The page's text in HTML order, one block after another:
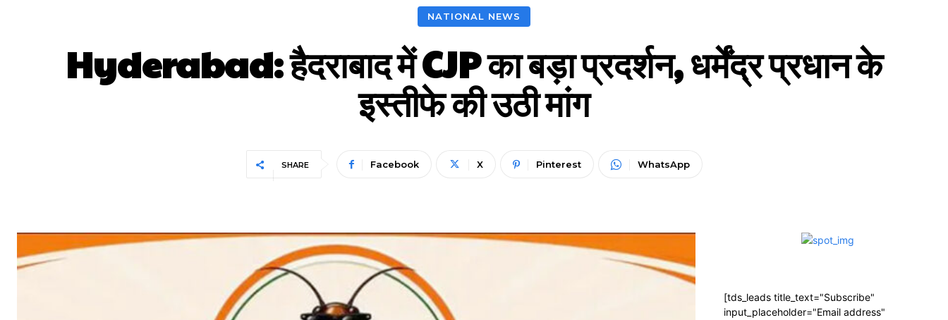
NATIONAL NEWS
Hyderabad: हैदराबाद में CJP का बड़ा प्रदर्शन, धर्मेंद्र प्रधान के
इस्तीफे की उठी मांग
SHARE Facebook X Pinterest WhatsApp
[tds_leads title_text="Subscribe"
input_placeholder="Email address"